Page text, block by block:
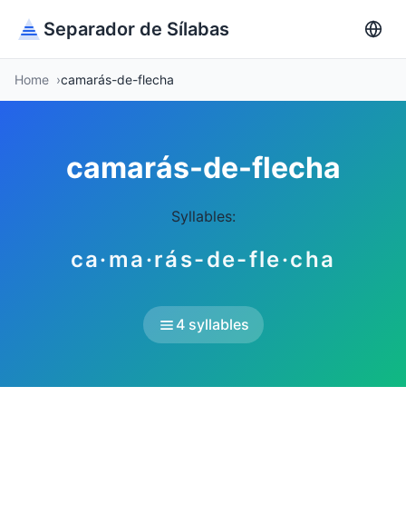
Separador de Sílabas
Home camarás-de-flecha
camarás-de-flecha
Syllables:
ca·ma·rás-de-fle·cha
4 syllables